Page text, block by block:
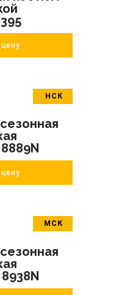
цену
НСК
цену
МСК